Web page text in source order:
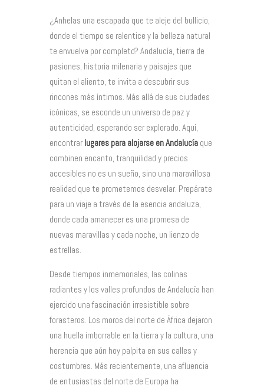
¿Anhelas una escapada que te aleje del bullicio,
donde el tiempo se ralentice y la belleza natural
te envuelva por completo? Andalucía, tierra de
pasiones, historia milenaria y paisajes que
quitan el aliento, te invita a descubrir sus
rincones más íntimos. Más allá de sus ciudades
icónicas, se esconde un universo de paz y
autenticidad, esperando ser explorado. Aquí,
encontrar lugares para alojarse en Andalucía que
combinen encanto, tranquilidad y precios
accesibles no es un sueño, sino una maravillosa
realidad que te prometemos desvelar. Prepárate
para un viaje a través de la esencia andaluza,
donde cada amanecer es una promesa de
nuevas maravillas y cada noche, un lienzo de
estrellas.
Desde tiempos inmemoriales, las colinas
radiantes y los valles profundos de Andalucía han
ejercido una fascinación irresistible sobre
forasteros. Los moros del norte de África dejaron
una huella imborrable en la tierra y la cultura, una
herencia que aún hoy palpita en sus calles y
costumbres. Más recientemente, una afluencia
de entusiastas del norte de Europa ha